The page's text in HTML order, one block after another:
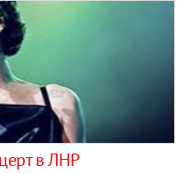
в ЛНР